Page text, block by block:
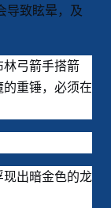
导致眩晕，及
林弓箭手搭箭
重锤，必须在
出暗金色的龙